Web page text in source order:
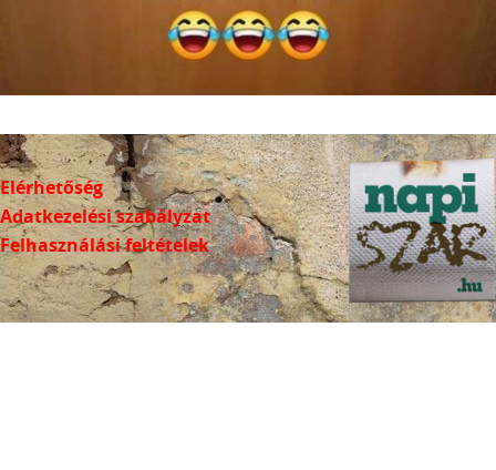
Elérhetőség
Adatkezelési szabályzat
Felhasználási feltételek